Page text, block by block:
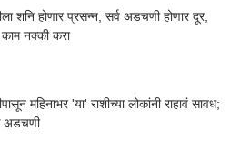
शनि होणार प्रसन्न; सर्व अडचणी होणार दूर,
नक्की करा
महिनाभर 'या' राशीच्या लोकांनी राहावं सावध;
अडचणी